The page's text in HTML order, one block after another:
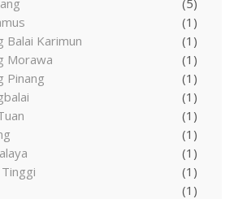
(1)
Balai Karimun
(1)
Morawa
(1)
Pinang
(1)
(1)
(1)
(1)
(1)
(1)
(1)